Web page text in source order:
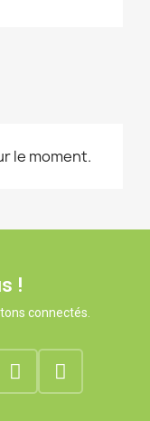
le moment.
!
connectés.